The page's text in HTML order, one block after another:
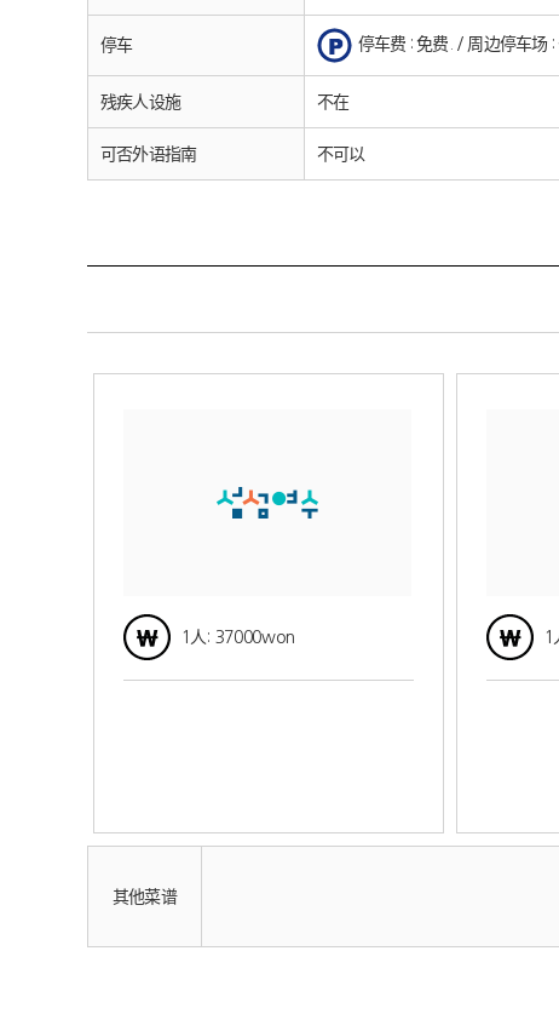
停车 停车费 : 免费. / 周边停车场 :
残疾人设施 不在
可否外语指南 不可以
1人: 37000won 1
其他菜谱